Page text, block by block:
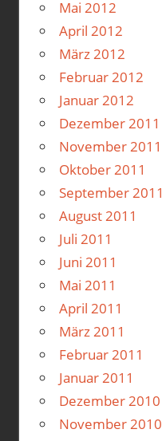
Mai 2012
April 2012
März 2012
Februar 2012
Januar 2012
Dezember 2011
November 2011
Oktober 2011
September 2011
August 2011
Juli 2011
Juni 2011
Mai 2011
April 2011
März 2011
Februar 2011
Januar 2011
Dezember 2010
November 2010